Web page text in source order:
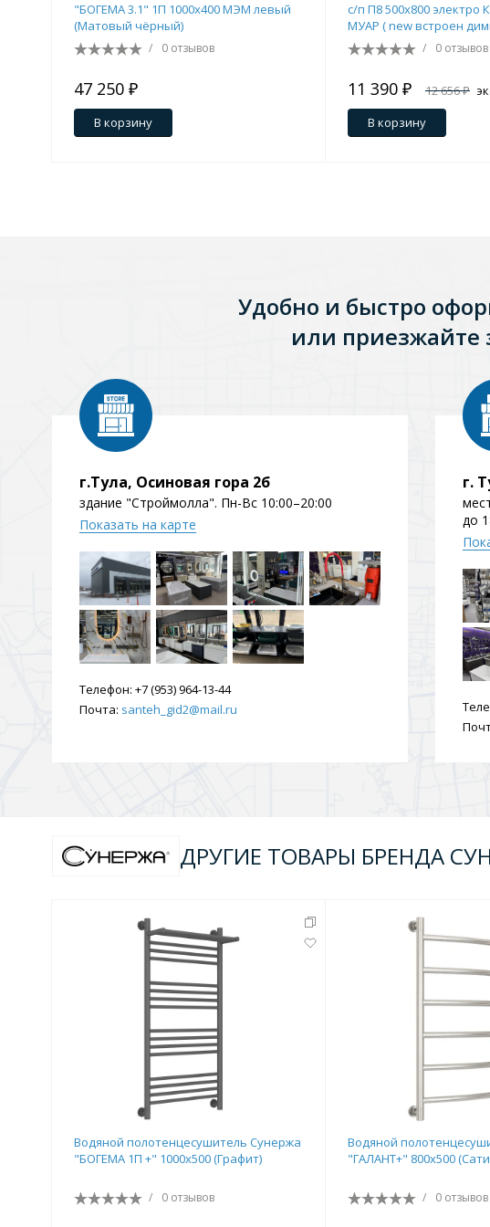
Зеркала
Зеркала с подсветкой
Из литьевого мрамора Стальные
Двери и перегородки На
Трапы для душевых
3 категории
Квадратные Комплектующие
"БОГЕМА 3.1" 1П 1000х400 МЭМ левый
(Матовый чёрный)
/ 0 отзывов
47 250 ₽
В корзину
с/п П8 500х800 электро
МУАР ( new встроен
/ 0 отзывов
11 390 ₽ 12 656 ₽
1 266 ₽
В корзину
Удобно и быстро
или приезжайте
г.Тула, Осиновая гора 2б
здание "Строймолла". Пн-Вс 10:00–20:00
Показать на карте
Телефон: +7 (953) 964-13-44
Почта: santeh_gid2@mail.ru
г.
до
ДРУГИЕ ТОВАРЫ БРЕНДА
Водяной полотенцесушитель Сунержа
"БОГЕМА 1П +" 1000х500 (Графит)
/ 0 отзывов
Водяной
"ГАЛАНТ+" 800х500
/ 0 отзывов